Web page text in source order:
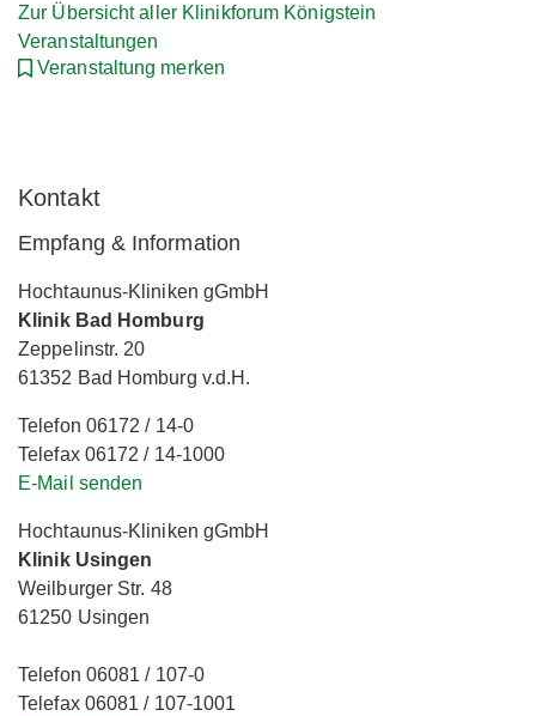
Zur Übersicht aller Klinikforum Königstein
Veranstaltungen
Veranstaltung merken
Kontakt
Empfang & Information
Hochtaunus-Kliniken gGmbH
Klinik Bad Homburg
Zeppelinstr. 20
61352 Bad Homburg v.d.H.
Telefon 06172 / 14-0
Telefax 06172 / 14-1000
E-Mail senden
Hochtaunus-Kliniken gGmbH
Klinik Usingen
Weilburger Str. 48
61250 Usingen
Telefon 06081 / 107-0
Telefax 06081 / 107-1001